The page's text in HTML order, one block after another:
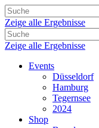
Zeige alle Ergebnisse
Zeige alle Ergebnisse
Events
Düsseldorf
Hamburg
Tegernsee
2024
Shop